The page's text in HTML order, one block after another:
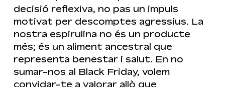
decisió reflexiva, no pas un impuls
motivat per descomptes agressius. La
nostra espirulina no és un producte
més; és un aliment ancestral que
representa benestar i salut. En no
sumar-nos al Black Friday, volem
convidar-te a valorar allò que